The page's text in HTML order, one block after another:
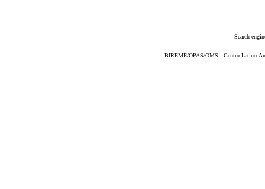
Search
BIREME/OPAS/OMS - Centro Latino-